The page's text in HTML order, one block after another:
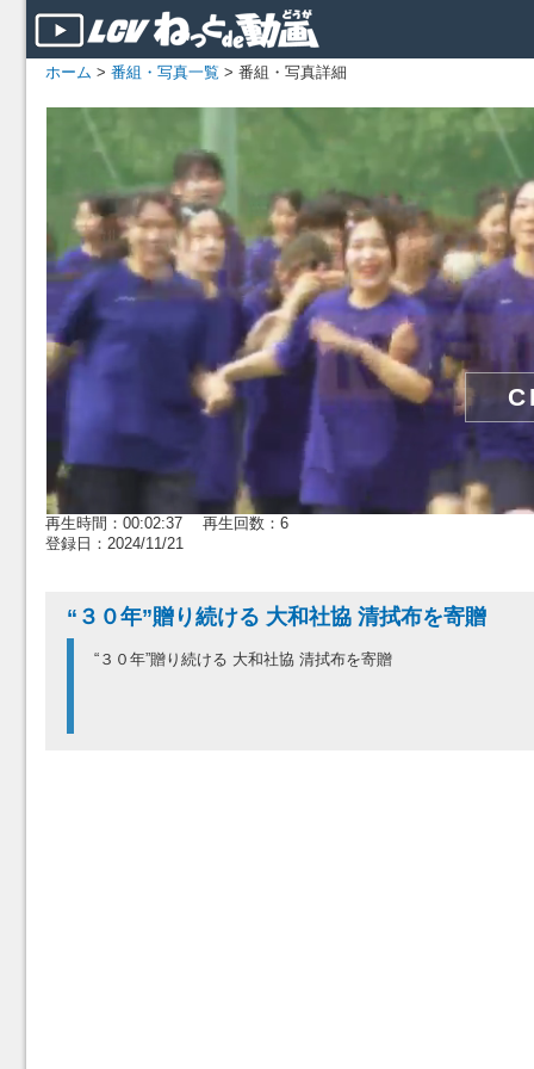
ホーム > 番組・写真一覧 > 番組・写真詳細
再生時間：00:02:37 再生回数：6
登録日：2024/11/21
“３０年”贈り続ける 大和社協 清拭布を寄贈
“３０年”贈り続ける 大和社協 清拭布を寄贈